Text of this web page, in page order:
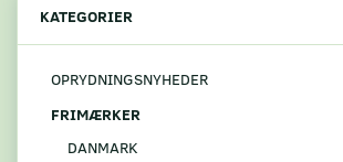
KATEGORIER
OPRYDNINGSNYHEDER
FRIMÆRKER
DANMARK